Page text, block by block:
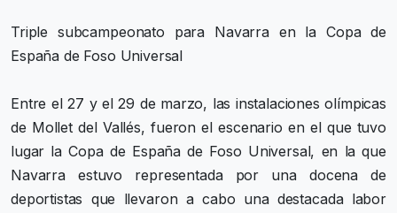
Triple subcampeonato para Navarra en la Copa de
España de Foso Universal
Entre el 27 y el 29 de marzo, las instalaciones olímpicas
de Mollet del Vallés, fueron el escenario en el que tuvo
lugar la Copa de España de Foso Universal, en la que
Navarra estuvo representada por una docena de
deportistas que llevaron a cabo una destacada labor